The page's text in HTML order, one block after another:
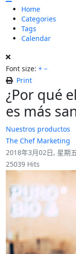
Home
Categories
Tags
Calendar
Font size: + –
Print
¿Por qué
es más
Nuestros productos
The Chef Marketing
2018年3月02日, 星期
25039 Hits